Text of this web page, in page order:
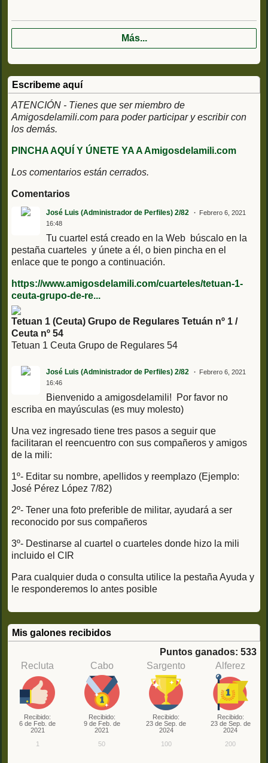
Más...
Escribeme aquí
ATENCIÓN - Tienes que ser miembro de
Amigosdelamili.com para poder participar y escribir con
los demás.
PINCHA AQUÍ Y ÚNETE YA A Amigosdelamili.com
Los comentarios están cerrados.
Comentarios
José Luis (Administrador de Perfiles) 2/82
Febrero 6, 2021
16:48
Tu cuartel está creado en la Web búscalo en la
pestaña cuarteles y únete a él, o bien pincha en el
enlace que te pongo a continuación.
https://www.amigosdelamili.com/cuarteles/tetuan-1-
ceuta-grupo-de-re...
Tetuan 1 (Ceuta) Grupo de Regulares Tetuán nº 1 /
Ceuta nº 54
Tetuan 1 Ceuta Grupo de Regulares 54
José Luis (Administrador de Perfiles) 2/82
Febrero 6, 2021
16:46
Bienvenido a amigosdelamili! Por favor no
escriba en mayúsculas (es muy molesto)
Una vez ingresado tiene tres pasos a seguir que
facilitaran el reencuentro con sus compañeros y amigos
de la mili:
1º- Editar su nombre, apellidos y reemplazo (Ejemplo:
José Pérez López 7/82)
2º- Tener una foto preferible de militar, ayudará a ser
reconocido por sus compañeros
3º- Destinarse al cuartel o cuarteles donde hizo la mili
incluido el CIR
Para cualquier duda o consulta utilice la pestaña Ayuda y
le responderemos lo antes posible
Mis galones recibidos
Puntos ganados: 533
Recluta
Recibido:
6 de Feb. de
2021
1
Cabo
Recibido:
9 de Feb. de
2021
50
Sargento
Recibido:
23 de Sep. de
2024
100
Alferez
Recibido:
23 de Sep. de
2024
200